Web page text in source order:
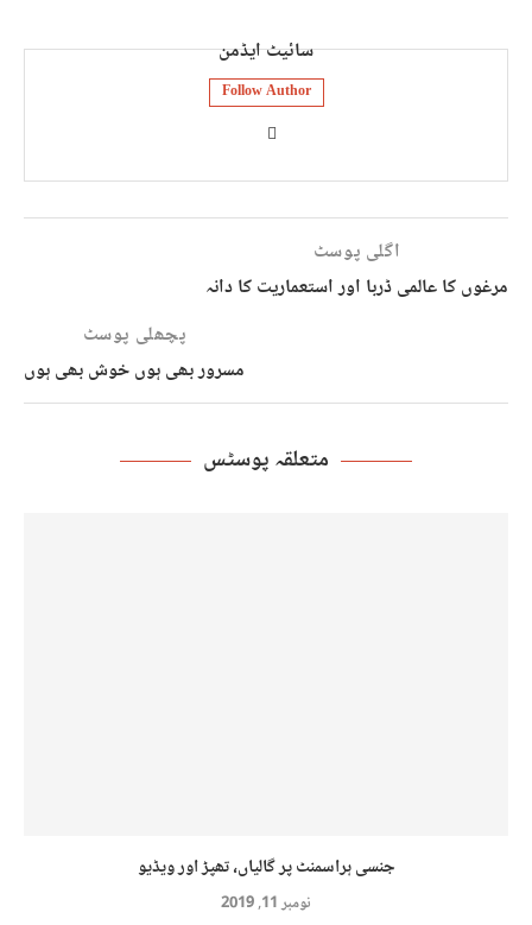
سائیٹ ایڈمن
Follow Author
اگلی پوسٹ
مرغوں کا عالمی ڈربا اور استعماریت کا دانہ
پچھلی پوسٹ
مسرور بھی ہوں خوش بھی ہوں
متعلقہ پوسٹس
جنسی ہراسمنٹ پر گالیاں، تھپڑ اور ویڈیو
نومبر 11, 2019